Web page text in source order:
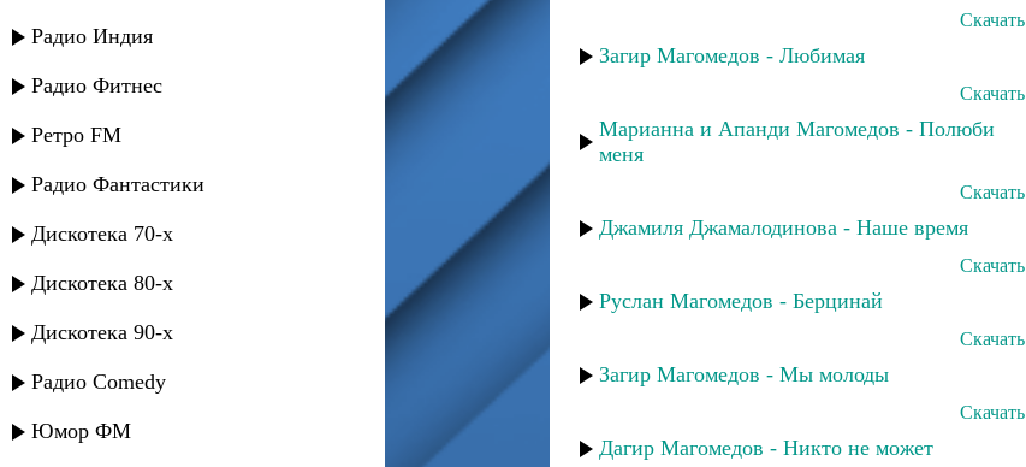
Радио Индия
Радио Фитнес
Ретро FM
Радио Фантастики
Дискотека 70-х
Дискотека 80-х
Дискотека 90-х
Радио Comedy
Юмор ФМ
Скачать
Загир Магомедов - Любимая
Скачать
Марианна и Апанди Магомедов - Полюби
меня
Скачать
Джамиля Джамалодинова - Наше время
Скачать
Руслан Магомедов - Берцинай
Скачать
Загир Магомедов - Мы молоды
Скачать
Дагир Магомедов - Никто не может